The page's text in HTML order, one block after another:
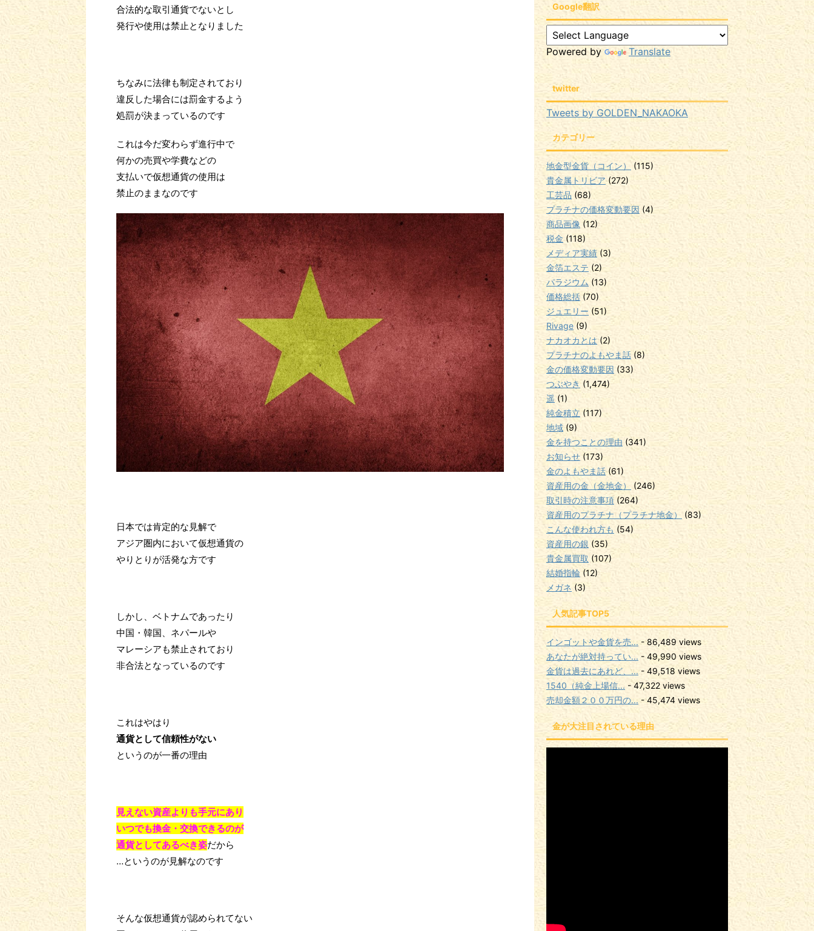
合法的な取引通貨でないとし
発行や使用は禁止となりました
ちなみに法律も制定されており
違反した場合には罰金するよう
処罰が決まっているのです
これは今だ変わらず進行中で
何かの売買や学費などの
支払いで仮想通貨の使用は
禁止のままなのです
日本では肯定的な見解で
アジア圏内において仮想通貨の
やりとりが活発な方です
しかし、ベトナムであったり
中国・韓国、ネパールや
マレーシアも禁止されており
非合法となっているのです
これはやはり
通貨として信頼性がない
というのが一番の理由
見えない資産よりも手元にあり
いつでも換金・交換できるのが
通貨としてあるべき姿だから
…というのが見解なのです
そんな仮想通貨が認められてない
Google翻訳
Powered by Translate
twitter
Tweets by GOLDEN_NAKAOKA
カテゴリー
地金型金貨（コイン）
(115)
貴金属トリビア(272)
工芸品 (68)
プラチナの価格変動要因 (4)
商品画像 (12)
税金 (118)
メディア実績 (3)
金箔エステ (2)
パラジウム (13)
価格総括 (70)
ジュエリー (51)
Rivage (9)
ナカオカとは(2)
プラチナのよもやま話 (8)
金の価格変動要因 (33)
つぶやき (1,474)
遥 (1)
純金積立 (117)
地域 (9)
金を持つことの理由 (341)
お知らせ (173)
金のよもやま話(61)
資産用の金（金地金）
(246)
取引時の注意事項 (264)
資産用のプラチナ（プラチナ地金）
(83)
こんな使われ方も (54)
資産用の銀 (35)
貴金属買取 (107)
結婚指輪 (12)
メガネ (3)
人気記事TOP5
インゴットや金貨を売... - 86,489 views
あなたが絶対持ってい... - 49,990 views
金貨は過去にあれど、... - 49,518 views
1540（純金上場信... - 47,322 views
売却金額２００万円の... - 45,474 views
金が大注目されている理由